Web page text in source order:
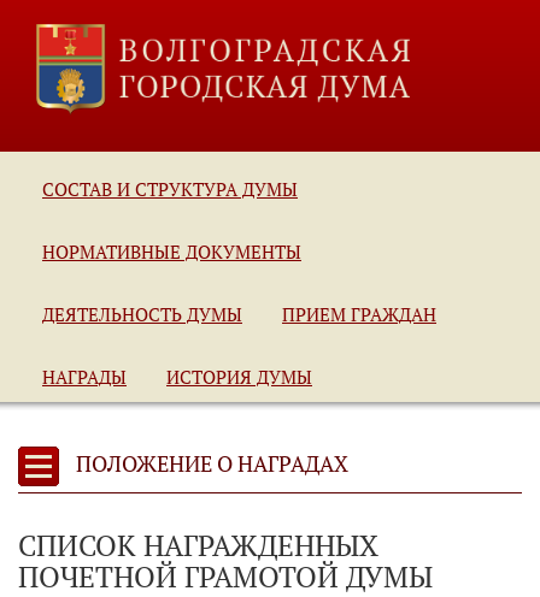
СОСТАВ И СТРУКТУРА ДУМЫ
НОРМАТИВНЫЕ ДОКУМЕНТЫ
ДЕЯТЕЛЬНОСТЬ ДУМЫ ПРИЕМ ГРАЖДАН
НАГРАДЫ ИСТОРИЯ ДУМЫ
ПОЛОЖЕНИЕ О НАГРАДАХ
СПИСОК НАГРАЖДЕННЫХ
ПОЧЕТНОЙ ГРАМОТОЙ ДУМЫ